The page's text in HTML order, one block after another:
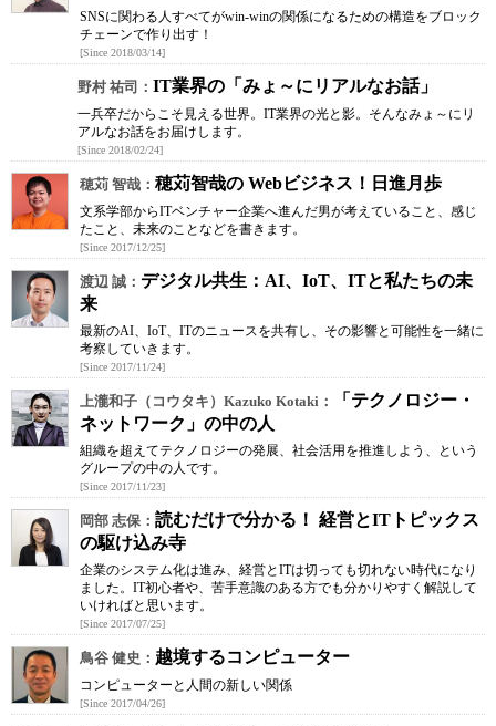
SNSに関わる人すべてがwin-winの関係になるための構造をブロック
チェーンで作り出す！
[Since 2018/03/14]
野村 祐司： IT業界の「みょ～にリアルなお話」
一兵卒だからこそ見える世界。IT業界の光と影。そんなみょ～にリ
アルなお話をお届けします。
[Since 2018/02/24]
穂苅 智哉： 穂苅智哉の Webビジネス！日進月歩
文系学部からITベンチャー企業へ進んだ男が考えていること、感じ
たこと、未来のことなどを書きます。
[Since 2017/12/25]
渡辺 誠： デジタル共生：AI、IoT、ITと私たちの未
来
最新のAI、IoT、ITのニュースを共有し、その影響と可能性を一緒に
考察していきます。
[Since 2017/11/24]
上瀧和子（コウタキ）Kazuko Kotaki：
「テクノロジー・
ネットワーク」の中の人
組織を超えてテクノロジーの発展、社会活用を推進しよう、という
グループの中の人です。
[Since 2017/11/23]
岡部 志保： 読むだけで分かる！ 経営とITトピックス
の駆け込み寺
企業のシステム化は進み、経営とITは切っても切れない時代になり
ました。IT初心者や、苦手意識のある方でも分かりやすく解説して
いければと思います。
[Since 2017/07/25]
鳥谷 健史： 越境するコンピューター
コンピューターと人間の新しい関係
[Since 2017/04/26]